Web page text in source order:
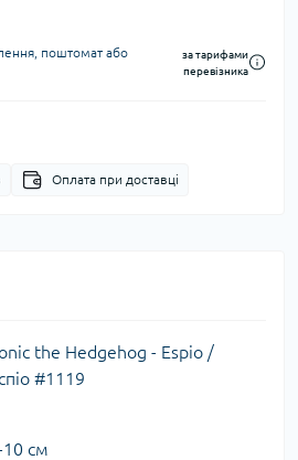
поштомат або
за тарифами
перевізника
Оплата при доставці
the Hedgehog - Espio /
#1119
10 см